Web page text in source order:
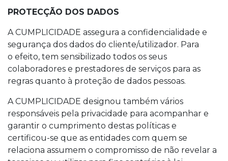
PROTECÇÃO DOS DADOS
A CUMPLICIDADE assegura a confidencialidade e
segurança dos dados do cliente/utilizador. Para
o efeito, tem sensibilizado todos os seus
colaboradores e prestadores de serviços para as
regras quanto à proteção de dados pessoas.
A CUMPLICIDADE designou também vários
responsáveis pela privacidade para acompanhar e
garantir o cumprimento destas políticas e
certificou-se que as entidades com quem se
relaciona assumem o compromisso de não revelar a